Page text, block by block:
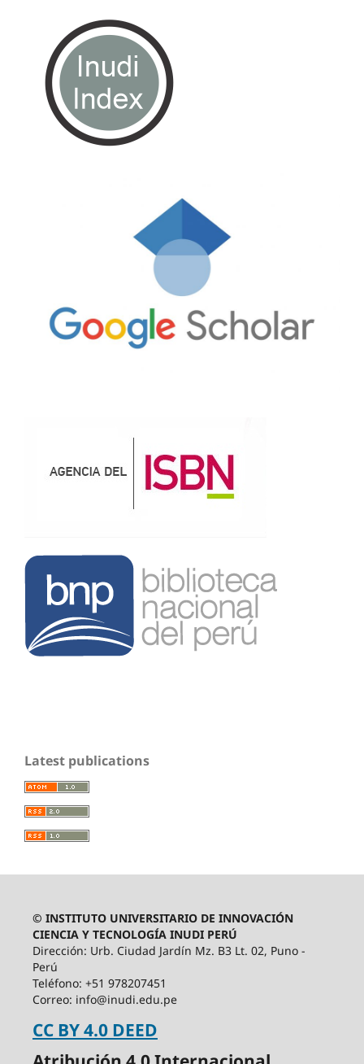
Latest publications
© INSTITUTO UNIVERSITARIO DE INNOVACIÓN
CIENCIA Y TECNOLOGÍA INUDI PERÚ
Dirección: Urb. Ciudad Jardín Mz. B3 Lt. 02, Puno -
Perú
Teléfono: +51 978207451
Correo: info@inudi.edu.pe
CC BY 4.0 DEED